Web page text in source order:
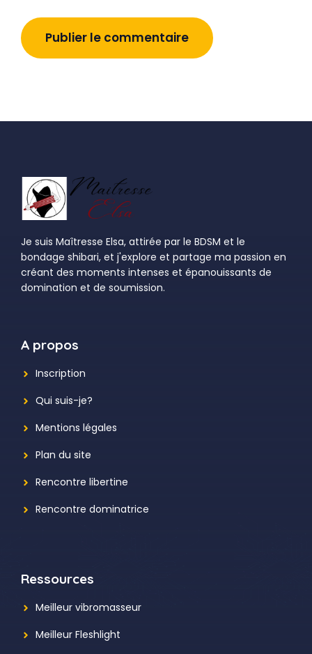
Je suis Maîtresse Elsa, attirée par le BDSM et le
bondage shibari, et j'explore et partage ma passion en
créant des moments intenses et épanouissants de
domination et de soumission.
A propos
Inscription
Qui suis-je?
Mentions légales
Plan du site
Rencontre libertine
Rencontre dominatrice
Ressources
Meilleur vibromasseur
Meilleur Fleshlight